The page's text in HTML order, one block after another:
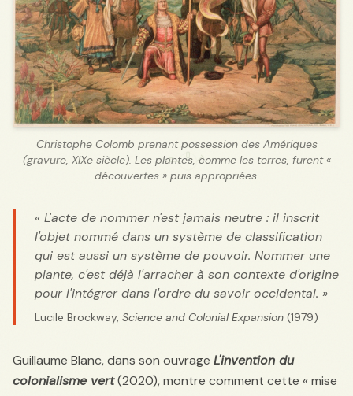
Christophe Colomb prenant possession des Amériques
(gravure, XIXe siècle). Les plantes, comme les terres, furent «
découvertes » puis appropriées.
« L'acte de nommer n'est jamais neutre : il inscrit
l'objet nommé dans un système de classification
qui est aussi un système de pouvoir. Nommer une
plante, c'est déjà l'arracher à son contexte d'origine
pour l'intégrer dans l'ordre du savoir occidental. »
Lucile Brockway, Science and Colonial Expansion (1979)
Guillaume Blanc, dans son ouvrage L'invention du
colonialisme vert(2020), montre comment cette « mise